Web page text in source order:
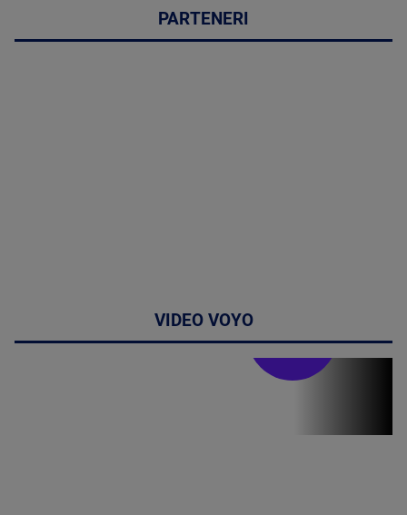
PARTENERI
VIDEO VOYO